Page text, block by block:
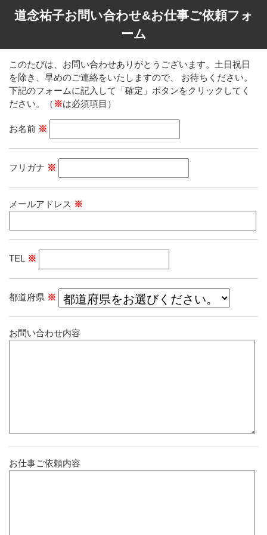
道念祐子お問い合わせ&お仕事ご依頼フォ
ーム
このたびは、お問い合わせありがとうございます。土日祝日
を除き、早めのご連絡をいたしますので、 お待ちください。
下記のフォームに記入して「確定」ボタンをクリックしてく
ださい。（ ※は必須項目）
お名前 ※
フリガナ ※
メールアドレス ※
TEL ※
都道府県 ※
お問い合わせ内容
お仕事ご依頼内容